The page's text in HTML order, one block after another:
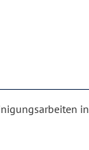
in